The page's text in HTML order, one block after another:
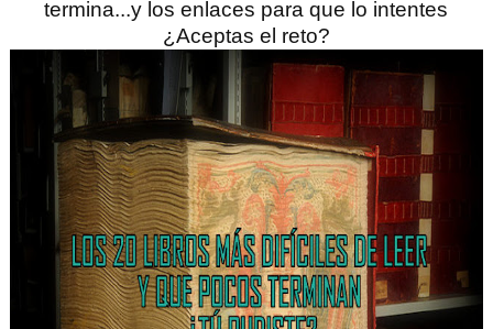
termina...y los enlaces para que lo intentes
¿Aceptas el reto?